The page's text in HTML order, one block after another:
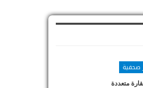
صحفية
متعددة